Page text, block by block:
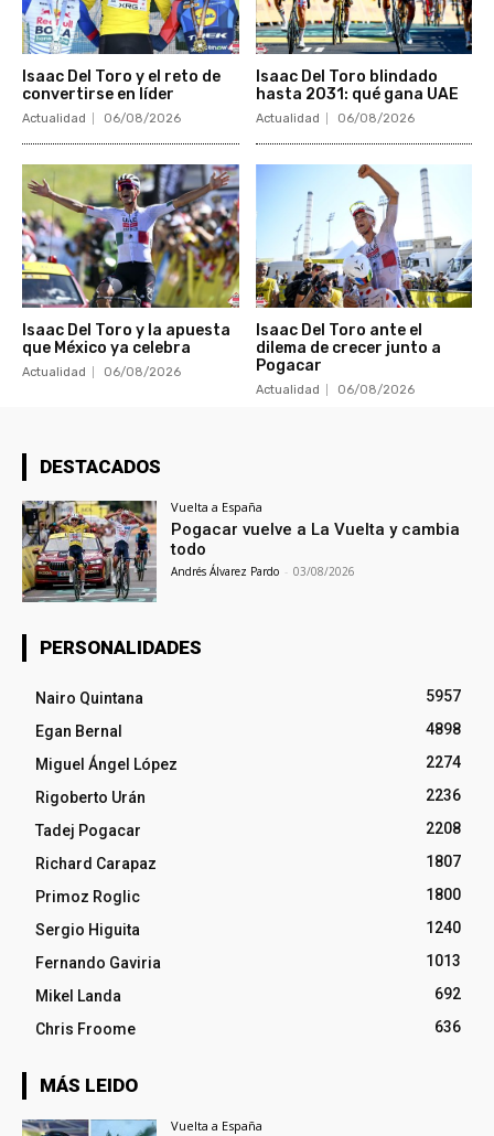
Isaac Del Toro y el reto de
convertirse en líder
Actualidad 06/08/2026
Isaac Del Toro blindado
hasta 2031: qué gana UAE
Actualidad 06/08/2026
Isaac Del Toro y la apuesta
que México ya celebra
Actualidad 06/08/2026
Isaac Del Toro ante el
dilema de crecer junto a
Pogacar
Actualidad 06/08/2026
DESTACADOS
Vuelta a España
Pogacar vuelve a La Vuelta y cambia
todo
Andrés Álvarez Pardo - 03/08/2026
PERSONALIDADES
Nairo Quintana
5957
Egan Bernal
4898
Miguel Ángel López
2274
Rigoberto Urán
2236
Tadej Pogacar
2208
Richard Carapaz
1807
Primoz Roglic
1800
Sergio Higuita
1240
Fernando Gaviria
1013
Mikel Landa
692
Chris Froome
636
MÁS LEIDO
Vuelta a España